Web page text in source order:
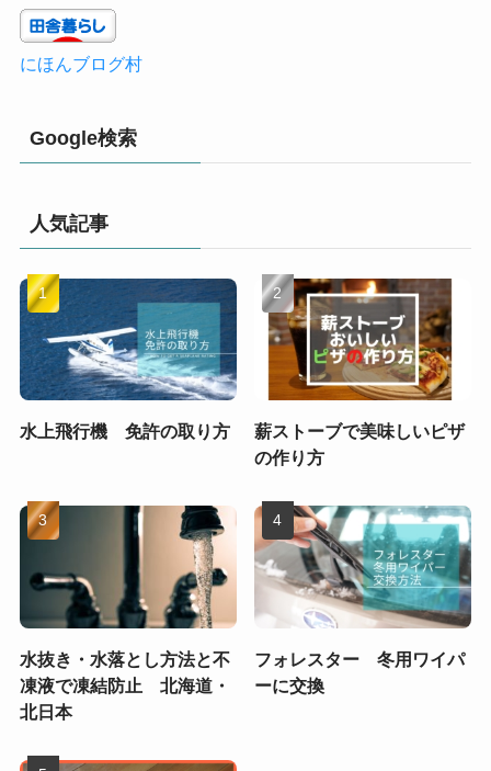
にほんブログ村
Google検索
人気記事
水上飛行機 免許の取り方
薪ストーブで美味しいピザ
の作り方
水抜き・水落とし方法と不
凍液で凍結防止 北海道・
北日本
フォレスター 冬用ワイパ
ーに交換